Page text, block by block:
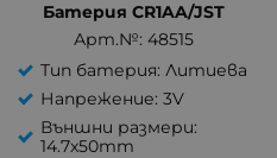
Батерия CR1AA/JST
Арт.№: 48515
Тип батерия: Литиева
Напрежение: 3V
Външни размери:
14.7x50mm